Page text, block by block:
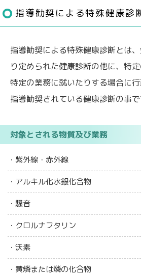
指導勧奨による特殊健康診
指導勧奨による特殊健康診断とは
り定められた健康診断の他に、特定
特定の業務に就いたりする場合に
指導勧奨されている健康診断の事で
対象とされる物質及び業務
・紫外線・赤外線
・アルキル化水銀化合物
・騒音
・クロルナフタリン
・沃素
・黄燐または燐の化合物